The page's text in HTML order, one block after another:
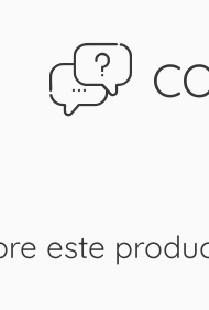
este